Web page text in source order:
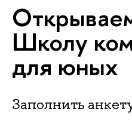
Школу
для юных
Заполнить